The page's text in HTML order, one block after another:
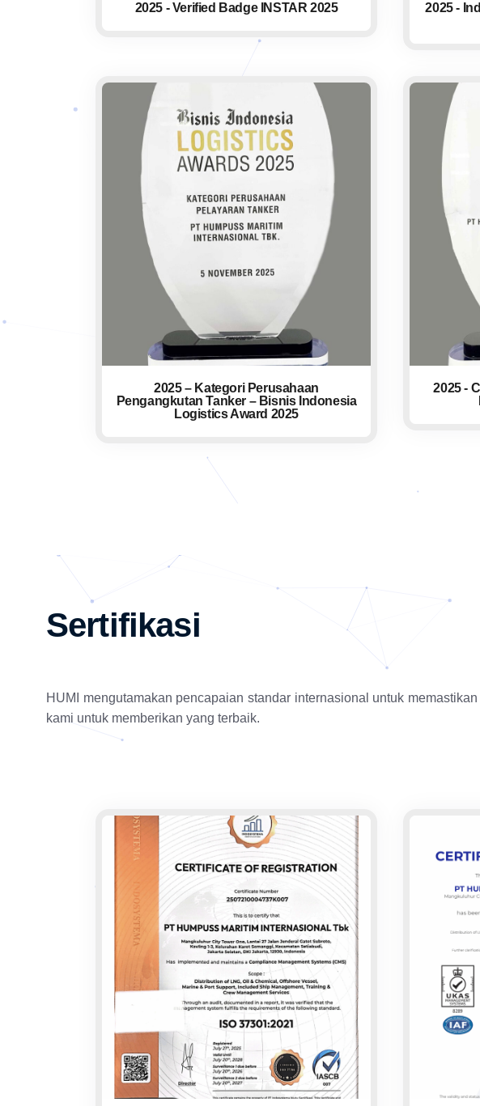
2025 - Verified Badge INSTAR 2025
2025 -
2025 – Kategori Perusahaan
Pengangkutan Tanker – Bisnis Indonesia
Logistics Award 2025
2025 -
Sertifikasi
HUMI mengutamakan pencapaian standar internasional untuk
kami untuk memberikan yang terbaik.